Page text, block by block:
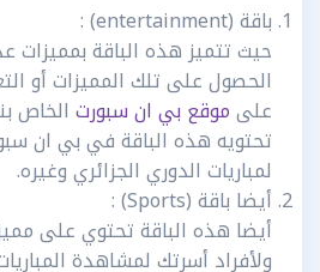
باقة (entertainment) :
حيث تتميز هذه الباقة بمميزات
الحصول على تلك المميزات أو
علىموقع بي ان سبورت الخاص
تحتويه هذه الباقة في بي ان
لمباريات الدوري الجزائري وغيره.
أيضا باقة (Sports) :
أيضا هذه الباقة تحتوي على
ولأفراد أسرتك لمشاهدة